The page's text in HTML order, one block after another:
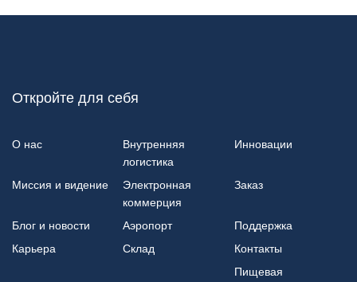
Откройте для себя
О нас
Внутренняя
логистика
Инновации
Миссия и видение
Электронная
коммерция
Заказ
Блог и новости Аэропорт
Поддержка
Карьера
Склад
Контакты
Пищевая